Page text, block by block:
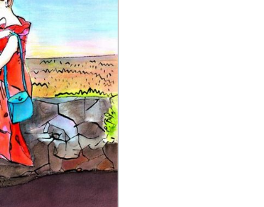
zrzuty z „Chochli” lub „Hamaka” ...
z Ukrainą. Dzień 1253 ...
granicy? Służ ...
... „Deklaracja nowojorska”. Państwa Ligi
o zamachu st ...
Zbudujc ...
naukowcó ...